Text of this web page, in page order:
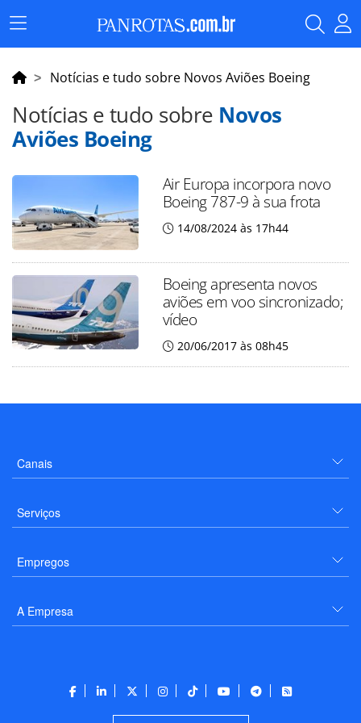
Menu
Principal
Notícias e tudo sobre Novos Aviões Boeing
Notícias e tudo sobre Novos
Aviões Boeing
Air Europa incorpora novo
Boeing 787-9 à sua frota
14/08/2024 às 17h44
Boeing apresenta novos
aviões em voo sincronizado;
vídeo
20/06/2017 às 08h45
Canais
Serviços
Empregos
A Empresa